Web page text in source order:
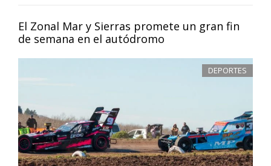
El Zonal Mar y Sierras promete un gran fin
de semana en el autódromo
DEPORTES